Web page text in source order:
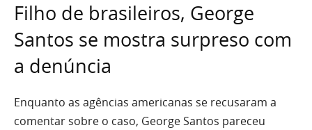
Filho de brasileiros, George
Santos se mostra surpreso com
a denúncia
Enquanto as agências americanas se recusaram a
comentar sobre o caso, George Santos pareceu